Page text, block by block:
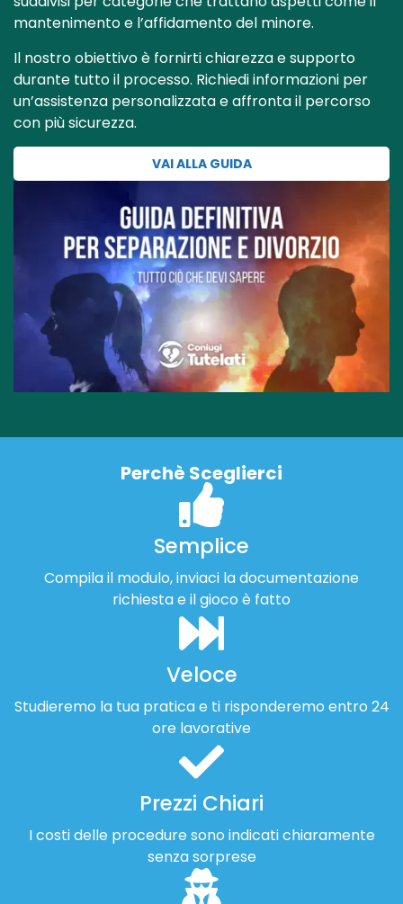
mantenimento e l’affidamento del minore.
Il nostro obiettivo è fornirti chiarezza e supporto
durante tutto il processo. Richiedi informazioni per
un’assistenza personalizzata e affronta il percorso
con più sicurezza.
VAI ALLA GUIDA
Perchè Sceglierci
Semplice
Compila il modulo, inviaci la documentazione
richiesta e il gioco è fatto
Veloce
Studieremo la tua pratica e ti risponderemo entro 24
ore lavorative
Prezzi Chiari
I costi delle procedure sono indicati chiaramente
senza sorprese